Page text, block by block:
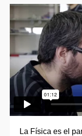
La Física es el